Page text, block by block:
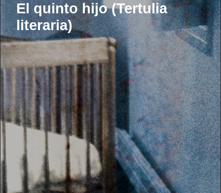
El quinto hijo (Tertulia
literaria)